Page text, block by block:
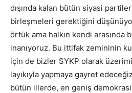
dışında kalan bütün siyasi
birleşmeleri gerektiğini
örtük ama halkın kendi arasında
inanıyoruz. Bu ittifak zemininin
için de bizler SYKP olarak
layıkıyla yapmaya gayret
bütün illerde, en geniş